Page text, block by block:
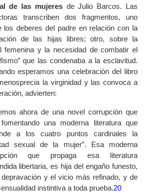
de las mujeresde Julio Barcos. Las
transcriben dos fragmentos, uno
los deberes del padre en relación con la
de las hijas libres; otro, sobre la
femenina y la necesidad de combatir el
que las condenaba a la esclavitud.
esperamos una celebración del libro
la virginidad y las convoca a
advierten:
ahora de una novel corrupción que
una moderna literatura que
a los cuatro puntos cardinales la
sexual de la mujer”. Esa moderna
que propaga esa literatura
libertaria, es hija del engaño funesto,
y el vicio más refinado, y de
instintiva a toda prueba.20